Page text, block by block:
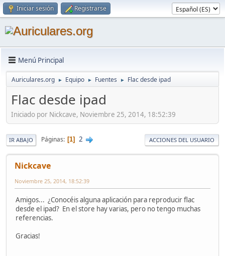
Iniciar sesión Registrarse
Menú Principal
Auriculares.org ► Equipo ► Fuentes ► Flac desde ipad
Flac desde ipad
Iniciado por Nickcave, Noviembre 25, 2014, 18:52:39
IR ABAJO Páginas 1 2 ACCIONES DEL USUARIO
Nickcave
Noviembre 25, 2014, 18:52:39
Amigos... ¿Conocéis alguna aplicación para reproducir flac
desde el ipad? En el store hay varias, pero no tengo muchas
referencias.
Gracias!